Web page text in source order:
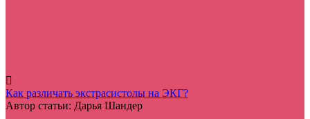
Как различать экстрасистолы на ЭКГ?
Автор статьи: Дарья Шандер